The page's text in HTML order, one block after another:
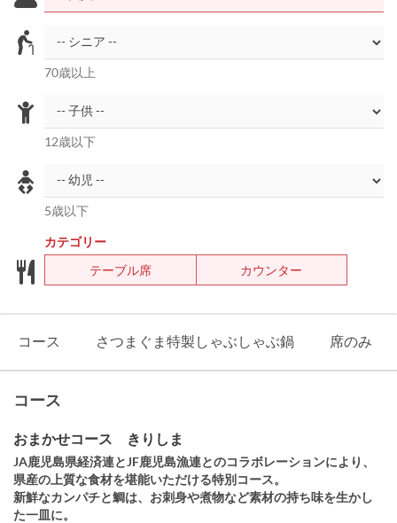
70歳以上
12歳以下
5歳以下
カテゴリー
テーブル席
カウンター
コース さつまぐま特製しゃぶしゃぶ鍋 席のみ
コース
おまかせコース きりしま
JA鹿児島県経済連とJF鹿児島漁連とのコラボレーションにより、
県産の上質な食材を堪能いただける特別コース。
新鮮なカンパチと鯛は、お刺身や煮物など素材の持ち味を生かし
た一皿に。